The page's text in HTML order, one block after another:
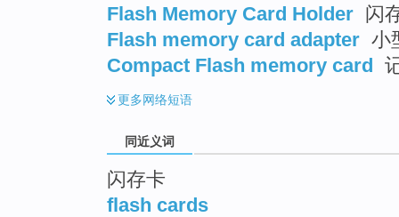
Flash Memory Card Holder 闪
Flash memory card adapter 小
Compact Flash memory card
更多网络短语
同近义词
闪存卡
flash cards